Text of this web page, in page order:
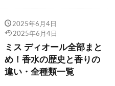
2025年6月4日
2025年6月4日
ミス ディオール全部まと
め！香水の歴史と香りの
違い・全種類一覧